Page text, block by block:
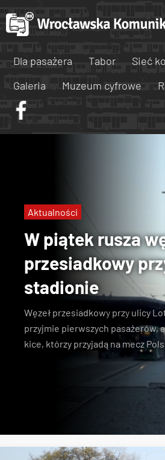
Dla pasażera Tabor
Sieć
Galeria
Muzeum cyfrowe
W piątek rusza
przesiadkowy
stadionie
Węzeł przesiadkowy przy ulicy
przyjmie pierwszych pasażerów,
kice, którzy przyjadą na mecz
Aktualności